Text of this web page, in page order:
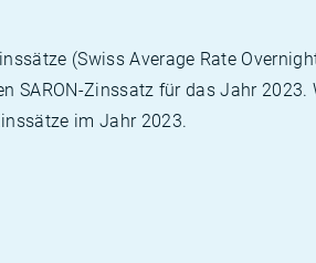
(Swiss Average Rate
Zinssatz für das Jahr
im Jahr 2023.